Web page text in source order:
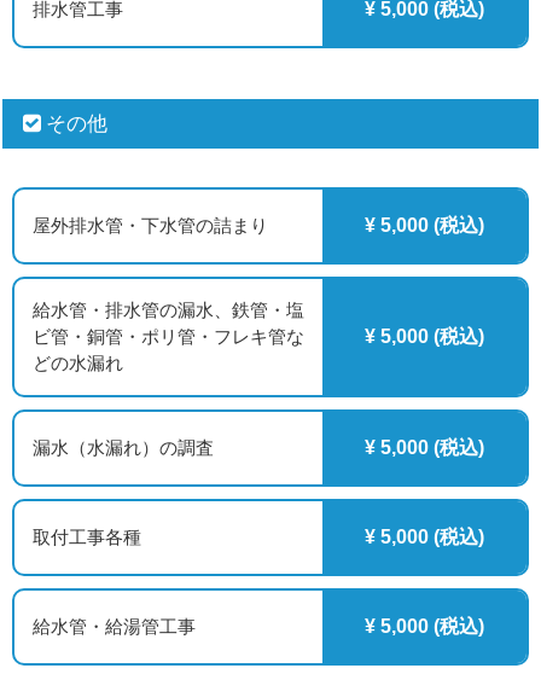
排水管工事 ¥ 5,000 (税込)
その他
屋外排水管・下水管の詰まり ¥ 5,000 (税込)
給水管・排水管の漏水、鉄管・塩
ビ管・銅管・ポリ管・フレキ管な
どの水漏れ
¥ 5,000 (税込)
漏水（水漏れ）の調査 ¥ 5,000 (税込)
取付工事各種 ¥ 5,000 (税込)
給水管・給湯管工事 ¥ 5,000 (税込)